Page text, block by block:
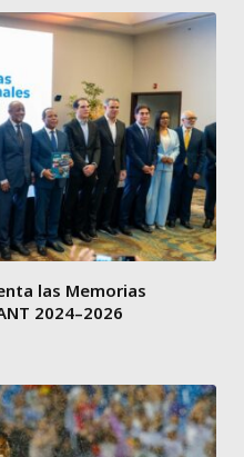
las Memorias
2024–2026